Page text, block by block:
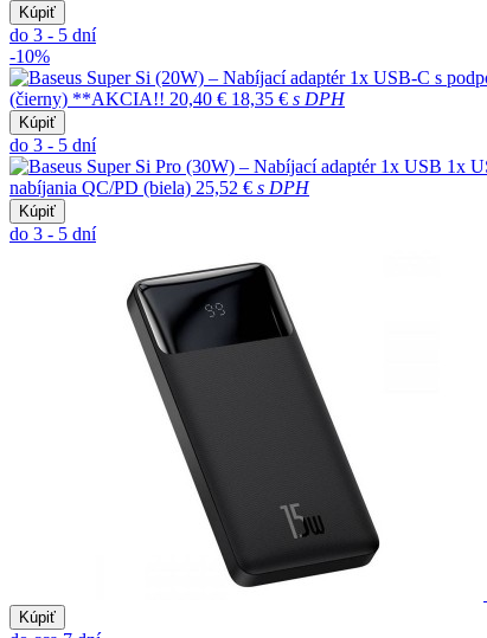
Kúpiť
do 3 - 5 dní
-10%
(čierny) **AKCIA!! 20,40 € 18,35 € s DPH
Kúpiť
do 3 - 5 dní
nabíjania QC/PD (biela) 25,52 € s DPH
Kúpiť
do 3 - 5 dní
Kúpiť